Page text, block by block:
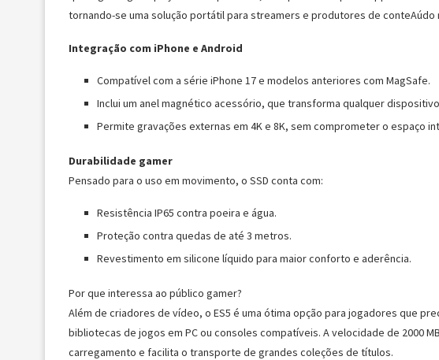
tornando-se uma solução portátil para streamers e produtores de conteAúdo
Integração com iPhone e Android
Compatível com a série iPhone 17 e modelos anteriores com MagSafe.
Inclui um anel magnético acessório, que transforma qualquer
Permite gravações externas em 4K e 8K, sem comprometer o espaço
Durabilidade gamer
Pensado para o uso em movimento, o SSD conta com:
Resistência IP65 contra poeira e água.
Proteção contra quedas de até 3 metros.
Revestimento em silicone líquido para maior conforto e aderência.
Por que interessa ao público gamer?
Além de criadores de vídeo, o ES5 é uma ótima opção para jogadores que
bibliotecas de jogos em PC ou consoles compatíveis. A velocidade de 2000
carregamento e facilita o transporte de grandes coleções de títulos.